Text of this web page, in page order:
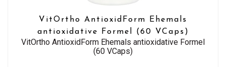
VitOrtho AntioxidForm Ehemals
antioxidative Formel (60 VCaps)
VitOrtho AntioxidForm Ehemals antioxidative Formel
(60 VCaps)